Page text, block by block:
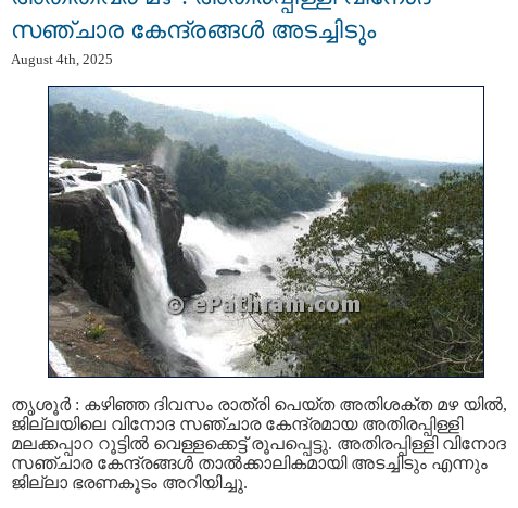
സഞ്ചാര കേന്ദ്രങ്ങള്‍ അടച്ചിടും
August 4th, 2025
തൃശൂര്‍ : കഴിഞ്ഞ ദിവസം രാത്രി പെയ്ത അതിശക്ത മഴ യിൽ,
ജില്ലയിലെ വിനോദ സഞ്ചാര കേന്ദ്രമായ അതിരപ്പിള്ളി
മലക്കപ്പാറ റൂട്ടിൽ വെള്ളക്കെട്ട് രൂപപ്പെട്ടു. അതിരപ്പിള്ളി വിനോദ
സഞ്ചാര കേന്ദ്രങ്ങള്‍ താൽക്കാലികമായി അടച്ചിടും എന്നും
ജില്ലാ ഭരണകൂടം അറിയിച്ചു.